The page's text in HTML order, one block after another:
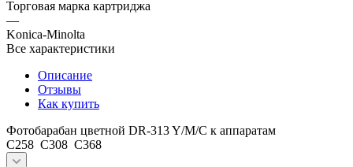
Торговая марка картриджа
—
Konica-Minolta
Все характеристики
Описание
Отзывы
Как купить
Фотобарабан цветной DR-313 Y/M/C к аппаратам
C258 C308 C368